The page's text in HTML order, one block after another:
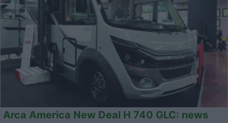
Arca America New Deal H 740 GLC: news